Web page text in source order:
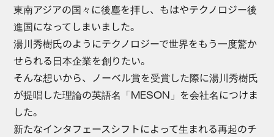
東南アジアの国々に後塵を拝し、もはやテクノロジー後
進国になってしまいました。
湯川秀樹氏のようにテクノロジーで世界をもう一度驚か
せられる日本企業を創りたい。
そんな想いから、ノーベル賞を受賞した際に湯川秀樹氏
が提唱した理論の英語名「MESON」を会社名につけま
した。
新たなインタフェースシフトによって生まれる再起のチ